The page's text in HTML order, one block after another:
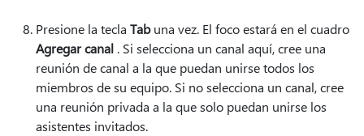
Presione la tecla Tabuna vez. El foco estará en el cuadro
Agregar canal . Si selecciona un canal aquí, cree una
reunión de canal a la que puedan unirse todos los
miembros de su equipo. Si no selecciona un canal, cree
una reunión privada a la que solo puedan unirse los
asistentes invitados.